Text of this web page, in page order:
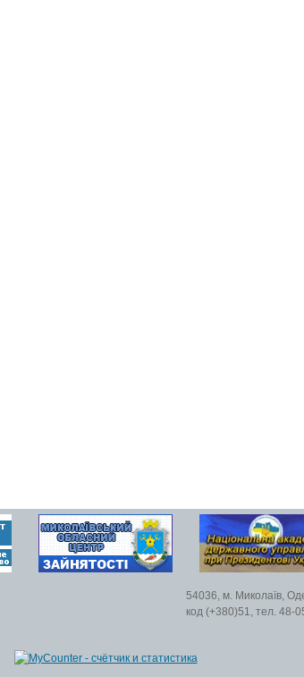
54036, м. Миколаїв,
код (+380)51, тел. 48-